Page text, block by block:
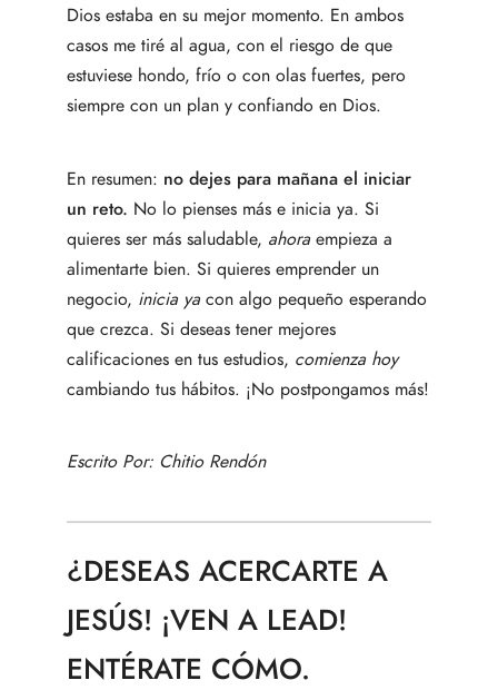
Dios estaba en su mejor momento. En ambos
casos me tiré al agua, con el riesgo de que
estuviese hondo, frío o con olas fuertes, pero
siempre con un plan y confiando en Dios.
En resumen: no dejes para mañana el iniciar
un reto. No lo pienses más e inicia ya. Si
quieres ser más saludable, ahoraempieza a
alimentarte bien. Si quieres emprender un
negocio, inicia yacon algo pequeño esperando
que crezca. Si deseas tener mejores
calificaciones en tus estudios, comienza hoy
cambiando tus hábitos. ¡No postpongamos más!
Escrito Por: Chitio Rendón
¿DESEAS ACERCARTE A
JESÚS! ¡VEN A LEAD!
ENTÉRATE CÓMO.